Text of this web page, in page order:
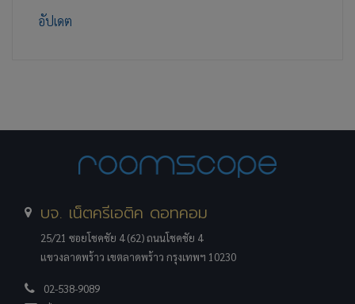
อัปเดต
บจ. เน็ตครีเอติค ดอทคอม
25/21 ซอยโชคชัย 4 (62) ถนนโชคชัย 4
แขวงลาดพร้าว เขตลาดพร้าว กรุงเทพฯ 10230
02-538-9089